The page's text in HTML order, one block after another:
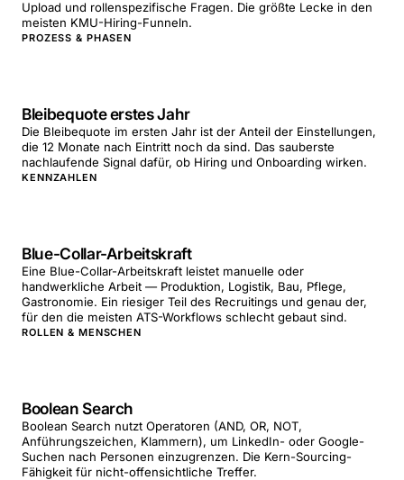
Upload und rollenspezifische Fragen. Die größte Lecke in den
meisten KMU-Hiring-Funneln.
PROZESS & PHASEN
Bleibequote erstes Jahr
Die Bleibequote im ersten Jahr ist der Anteil der Einstellungen,
die 12 Monate nach Eintritt noch da sind. Das sauberste
nachlaufende Signal dafür, ob Hiring und Onboarding wirken.
KENNZAHLEN
Blue-Collar-Arbeitskraft
Eine Blue-Collar-Arbeitskraft leistet manuelle oder
handwerkliche Arbeit — Produktion, Logistik, Bau, Pflege,
Gastronomie. Ein riesiger Teil des Recruitings und genau der,
für den die meisten ATS-Workflows schlecht gebaut sind.
ROLLEN & MENSCHEN
Boolean Search
Boolean Search nutzt Operatoren (AND, OR, NOT,
Anführungszeichen, Klammern), um LinkedIn- oder Google-
Suchen nach Personen einzugrenzen. Die Kern-Sourcing-
Fähigkeit für nicht-offensichtliche Treffer.